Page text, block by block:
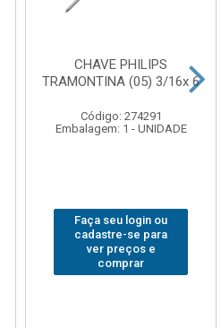
CHAVE PHILIPS
TRAMONTINA (05) 3/16x 6
Código: 274291
Embalagem: 1 - UNIDADE
Faça seu login ou
cadastre-se para
ver preços e
comprar